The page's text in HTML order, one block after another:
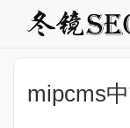
mipcms